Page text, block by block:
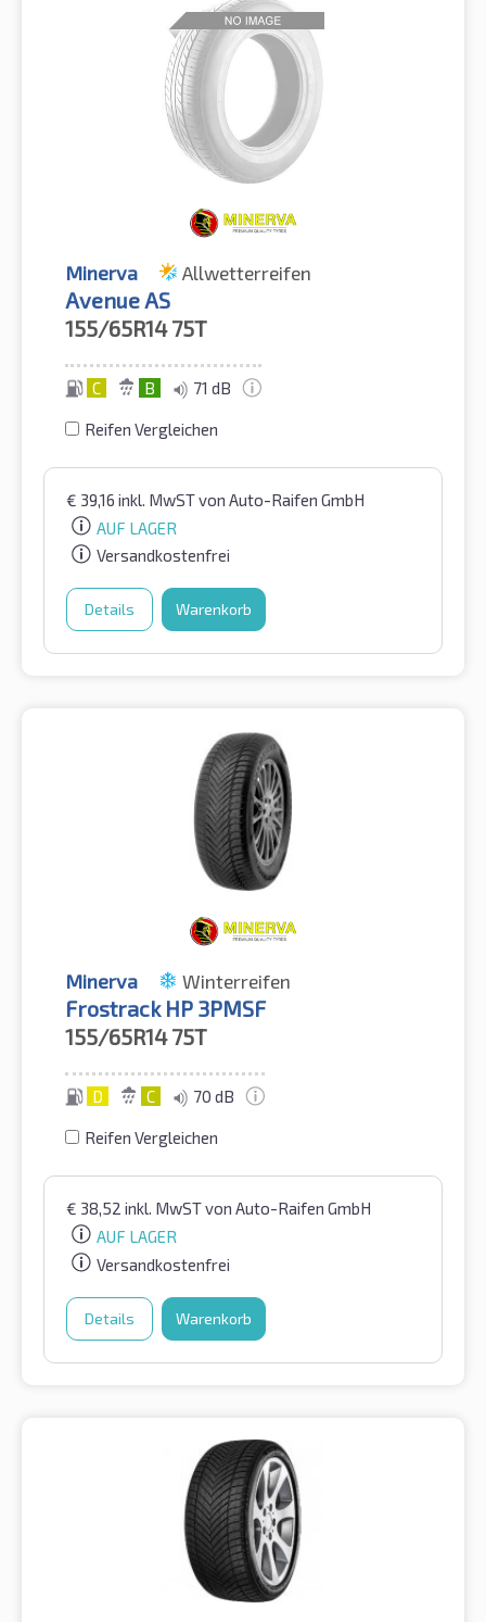
Minerva Allwetterreifen
Avenue AS
155/65R14 75T
C B 71 dB
Reifen Vergleichen
€ 39,16 inkl. MwSTvon Auto-Raifen GmbH
AUF LAGER
Versandkostenfrei
Details Warenkorb
Minerva Winterreifen
Frostrack HP 3PMSF
155/65R14 75T
D C 70 dB
Reifen Vergleichen
€ 38,52 inkl. MwSTvon Auto-Raifen GmbH
AUF LAGER
Versandkostenfrei
Details Warenkorb